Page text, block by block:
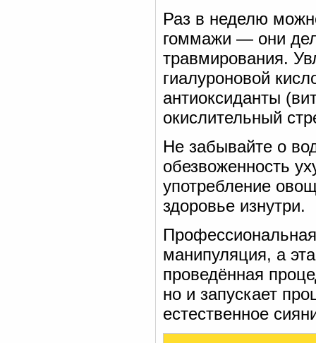
Раз в неделю
гоммажи — они
травмирования.
гиалуроновой
антиоксиданты
окислительный
Не забывайте о
обезвоженность
употребление
здоровье изнутри.
манипуляция, а
проведённая
но и запускает
естественное